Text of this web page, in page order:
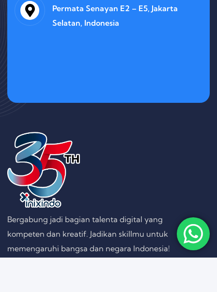
Permata Senayan E2 – E5, Jakarta
Selatan, Indonesia
Bergabung jadi bagian talenta digital yang
kompeten dan kreatif. Jadikan skillmu untuk
memengaruhi bangsa dan negara Indonesia!